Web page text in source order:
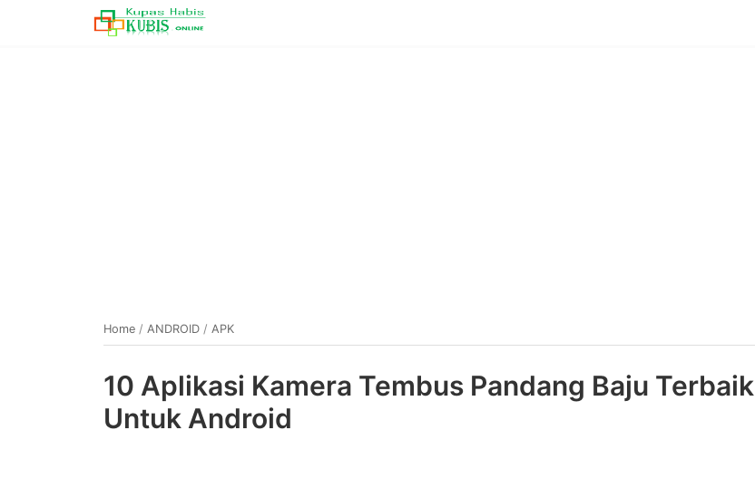
Home / ANDROID / APK
10 Aplikasi Kamera Tembus Pandang Baju Terbaik
Untuk Android